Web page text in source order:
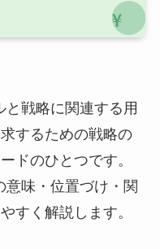
と戦略に関連する用
するための戦略の
ドのひとつです。
意味・位置づけ・関
すく解説します。